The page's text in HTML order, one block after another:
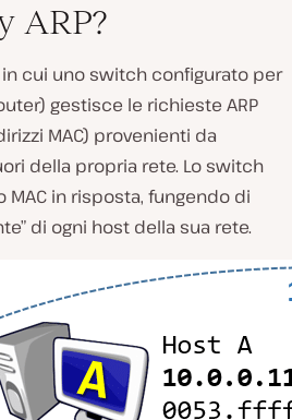
ARP?
in cui uno switch configurato per
gestisce le richieste ARP
MAC) provenienti da
della propria rete. Lo switch
MAC in risposta, fungendo di
di ogni host della sua rete.